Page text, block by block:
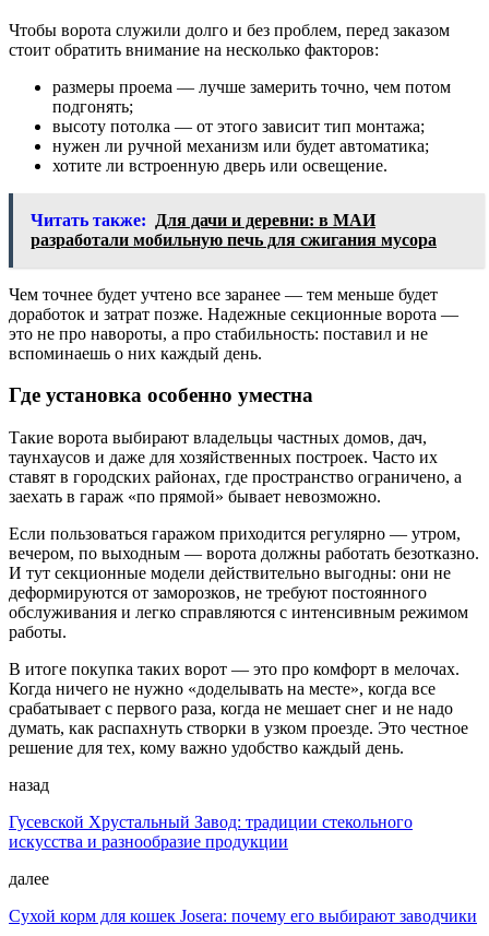
Чтобы ворота служили долго и без проблем, перед заказом
стоит обратить внимание на несколько факторов:
размеры проема — лучше замерить точно, чем потом
подгонять;
высоту потолка — от этого зависит тип монтажа;
нужен ли ручной механизм или будет автоматика;
хотите ли встроенную дверь или освещение.
Читать также:
Для дачи и деревни: в МАИ
разработали мобильную печь для сжигания мусора
Чем точнее будет учтено все заранее — тем меньше будет
доработок и затрат позже. Надежные секционные ворота —
это не про навороты, а про стабильность: поставил и не
вспоминаешь о них каждый день.
Где установка особенно уместна
Такие ворота выбирают владельцы частных домов, дач,
таунхаусов и даже для хозяйственных построек. Часто их
ставят в городских районах, где пространство ограничено, а
заехать в гараж «по прямой» бывает невозможно.
Если пользоваться гаражом приходится регулярно — утром,
вечером, по выходным — ворота должны работать безотказно.
И тут секционные модели действительно выгодны: они не
деформируются от заморозков, не требуют постоянного
обслуживания и легко справляются с интенсивным режимом
работы.
В итоге покупка таких ворот — это про комфорт в мелочах.
Когда ничего не нужно «доделывать на месте», когда все
срабатывает с первого раза, когда не мешает снег и не надо
думать, как распахнуть створки в узком проезде. Это честное
решение для тех, кому важно удобство каждый день.
назад
Гусевской Хрустальный Завод: традиции стекольного
искусства и разнообразие продукции
далее
Сухой корм для кошек Josera: почему его выбирают заводчики